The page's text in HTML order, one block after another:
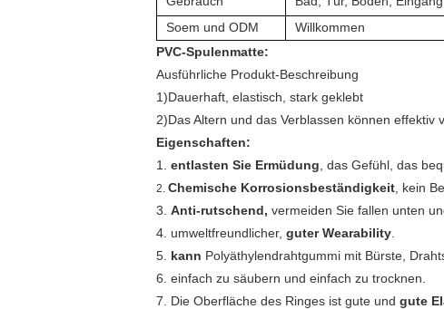
Soem und ODM
Willkommen
PVC-Spulenmatte:
Ausführliche Produkt-Beschreibung
1)Dauerhaft, elastisch, stark geklebt
2)Das Altern und das Verblassen können effektiv
Eigenschaften:
1. entlasten Sie Ermüdung , das Gefühl, das
2. Chemische Korrosionsbeständigkeit , kein
3. Anti-rutschend, vermeiden Sie fallen unten
4. umweltfreundlicher, guter Wearability
5. kann Polyäthylendrahtgummi mit Bürste,
6. einfach zu säubern und einfach zu trocknen.
7. Die Oberfläche des Ringes ist gute und gute